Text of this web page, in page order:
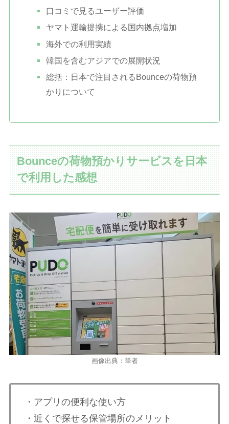
口コミで見るユーザー評価
ヤマト運輸提携による国内拠点増加
海外での利用実績
韓国を含むアジアでの展開状況
総括：日本で注目されるBounceの荷物預
かりについて
Bounceの荷物預かりサービスを日本
で利用した感想
画像出典：筆者
・アプリの便利な使い方
・近くで探せる保管場所のメリット